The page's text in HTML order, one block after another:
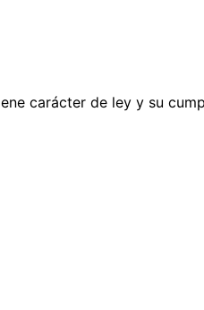
carácter de ley y su